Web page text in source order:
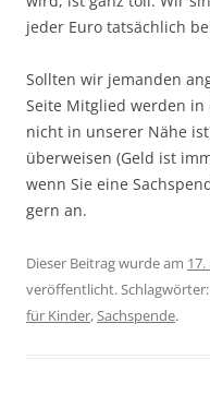
jeder Euro tatsächlich
Sollten wir jemanden
Seite Mitglied werden in
nicht in unserer Nähe
überweisen (Geld ist
wenn Sie eine
gern an.
Dieser Beitrag wurde am
veröffentlicht. Schlagwörter:
für Kinder,Sachspende.